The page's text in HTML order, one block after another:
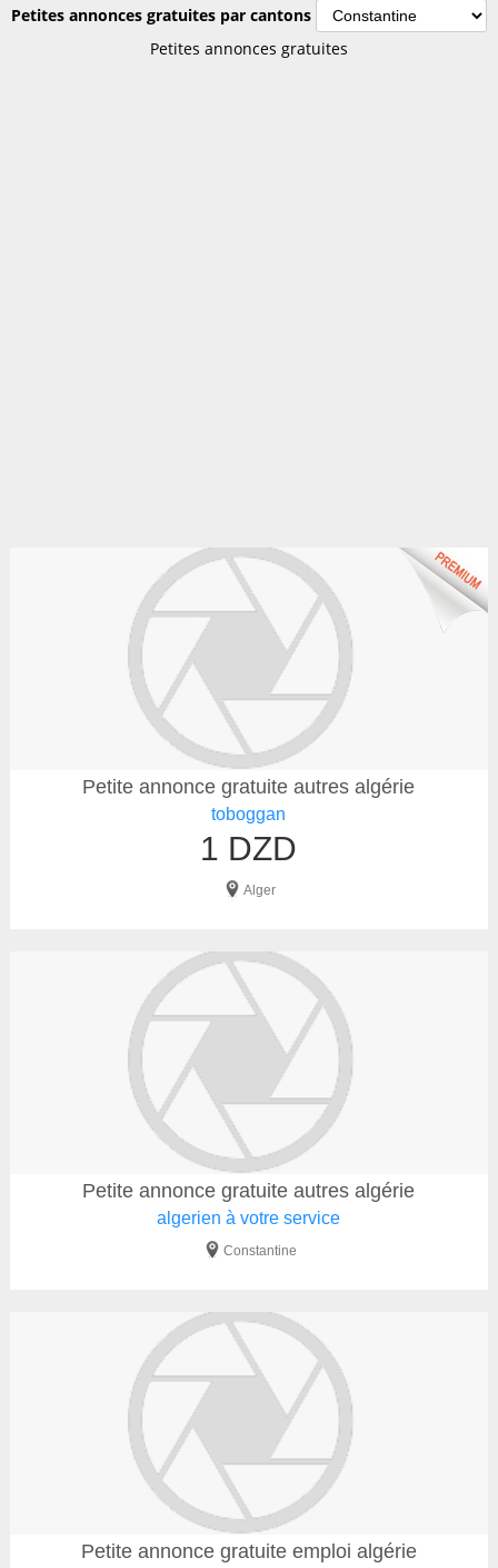
Petites annonces gratuites par cantons
Petites annonces gratuites constantine
Petites annonces gratuites
Petite annonce gratuite autres algérie
toboggan
1 DZD
Alger
Petite annonce gratuite autres algérie
algerien à votre service
Constantine
Petite annonce gratuite emploi algérie